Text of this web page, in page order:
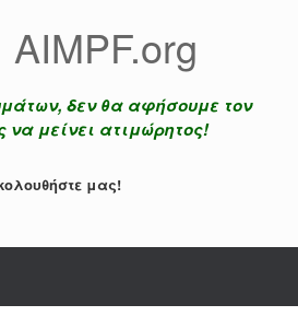
AIMPF.org
δεν θα αφήσουμε τον
να μείνει ατιμώρητος!
μας!